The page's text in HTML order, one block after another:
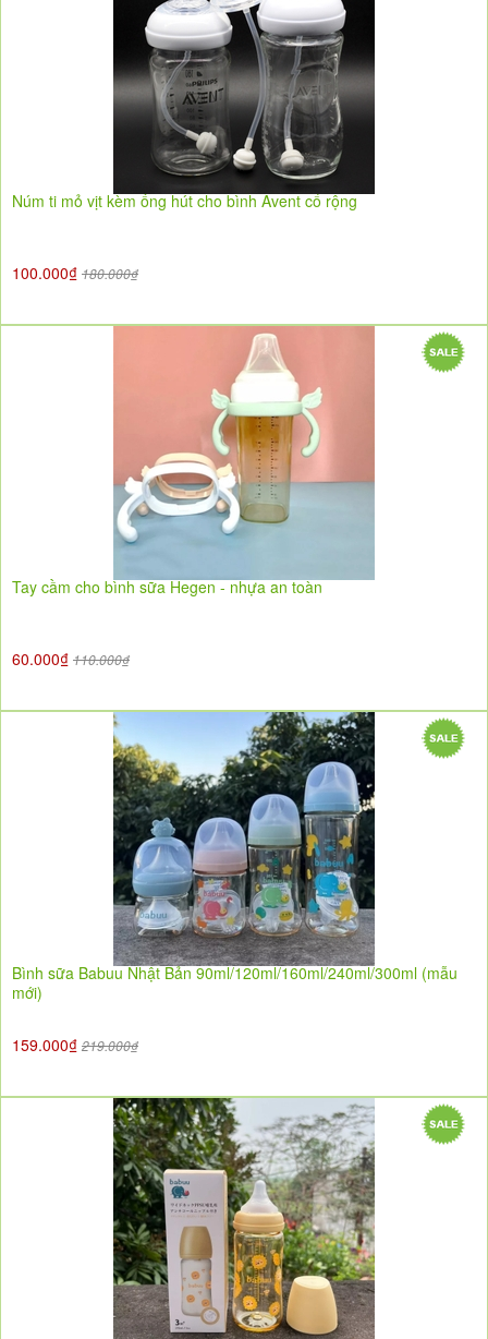
Núm ti mỏ vịt kèm ống hút cho bình Avent cổ rộng
100.000₫ 180.000₫
Tay cầm cho bình sữa Hegen - nhựa an toàn
60.000₫ 110.000₫
Bình sữa Babuu Nhật Bản 90ml/120ml/160ml/240ml/300ml (mẫu
mới)
159.000₫ 219.000₫